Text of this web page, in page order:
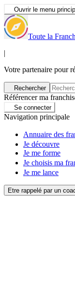
Ouvrir le menu
Toute la
|
Votre partenaire pour
Rechercher
Référencer ma
Se connecter
Navigation principale
Annuaire des
Je découvre
Je me forme
Je choisis ma
Je me lance
Etre rappelé par un